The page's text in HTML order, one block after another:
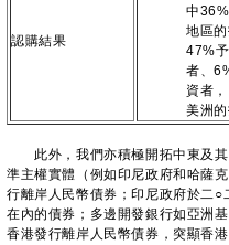
認購結果
中
地區的
47%
者、
資者
美洲
此外，我們亦積極開拓中東及其
準主權實體（例如印尼政府和哈薩
行離岸人民幣債券；印尼政府於二
在內的債券；多邊開發銀行如亞洲
香港發行離岸人民幣債券，突顯香